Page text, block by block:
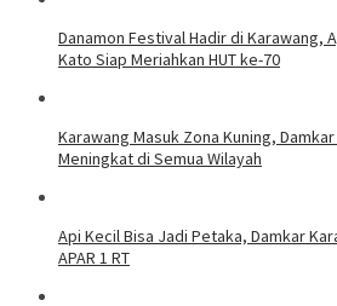
Danamon Festival Hadir di Karawang,
Kato Siap Meriahkan HUT ke-70
Karawang Masuk Zona Kuning,
Meningkat di Semua Wilayah
Api Kecil Bisa Jadi Petaka, Damkar
APAR 1 RT